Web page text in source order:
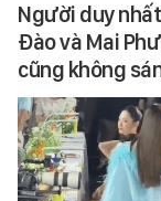
Người duy
Đào và Mai
cũng không